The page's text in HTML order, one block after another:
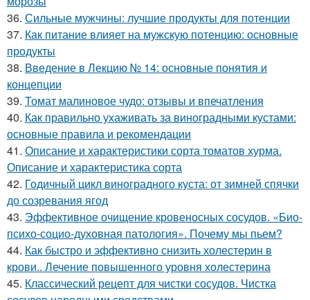
36. Сильные мужчины: лучшие продукты для потенции
37. Как питание влияет на мужскую потенцию: основные
продукты
38. Введение в Лекцию № 14: основные понятия и
концепции
39. Томат малиновое чудо: отзывы и впечатления
40. Как правильно ухаживать за виноградными кустами:
основные правила и рекомендации
41. Описание и характеристики сорта томатов хурма.
Описание и характеристика сорта
42. Годичный цикл виноградного куста: от зимней спячки
до созревания ягод
43. Эффективное очищение кровеносных сосудов. «Био-
психо-социо-духовная патология». Почему мы пьем?
44. Как быстро и эффективно снизить холестерин в
крови.. Лечение повышенного уровня холестерина
45. Классический рецепт для чистки сосудов. Чистка